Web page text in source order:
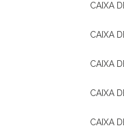
CAIXA
CAIXA
CAIXA
CAIXA
CAIXA